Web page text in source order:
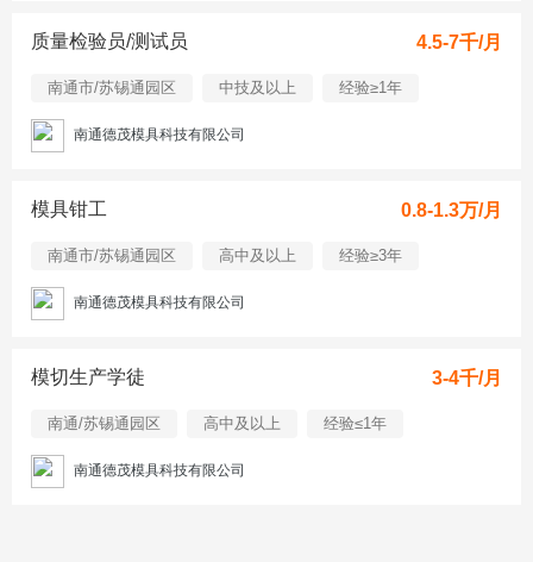
质量检验员/测试员 4.5-7千/月
南通市/苏锡通园区 中技及以上 经验≥1年
南通德茂模具科技有限公司
模具钳工 0.8-1.3万/月
南通市/苏锡通园区 高中及以上 经验≥3年
南通德茂模具科技有限公司
模切生产学徒 3-4千/月
南通/苏锡通园区 高中及以上 经验≤1年
南通德茂模具科技有限公司